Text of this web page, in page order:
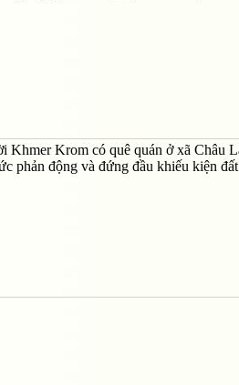
Khmer Krom có quê quán ở xã Châu
phản động và đứng đầu khiếu kiện